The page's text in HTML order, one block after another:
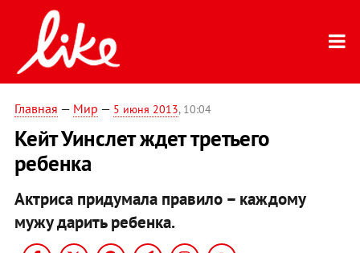
Главная — Мир — 5 июня 2013, 10:04
Кейт Уинслет ждет третьего
ребенка
Актриса придумала правило – каждому
мужу дарить ребенка.